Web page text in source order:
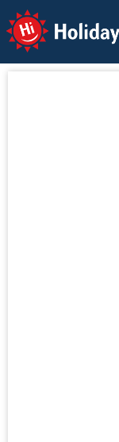
Holiday